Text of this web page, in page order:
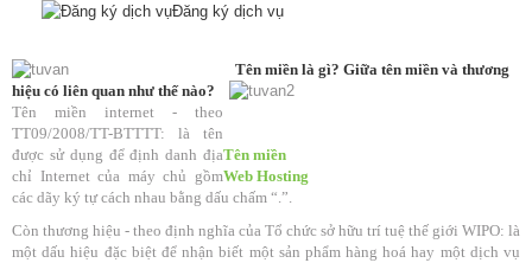
Đăng ký dịch vụ
Tên miền
Web Hosting
Tên miền là gì? Giữa tên miền và thương
hiệu có liên quan như thế nào?
Tên miền internet - theo
TT09/2008/TT-BTTTT: là tên
được sử dụng để định danh địa
chỉ Internet của máy chủ gồm
các dãy ký tự cách nhau bằng dấu chấm “.”.
Còn thương hiệu - theo định nghĩa của Tổ chức sở hữu trí tuệ thế giới WIPO: là
một dấu hiệu đặc biệt để nhận biết một sản phẩm hàng hoá hay một dịch vụ